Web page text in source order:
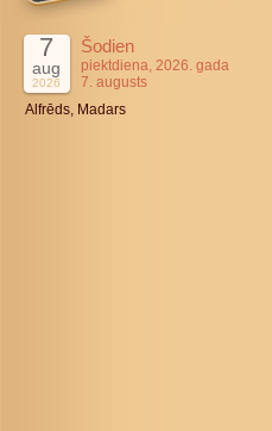
7
aug
2026
Šodien
piektdiena, 2026. gada
7. augusts
Alfrēds, Madars